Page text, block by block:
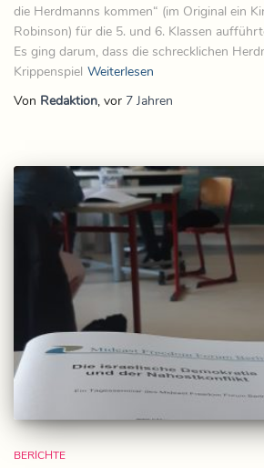
die Herdmanns kommen“ (im Original ein
Robinson) für die 5. und 6. Klassen
Es ging darum, dass die schrecklichen
Krippenspiel Weiterlesen
Von Redaktion, vor 7 Jahren
BERICHTE